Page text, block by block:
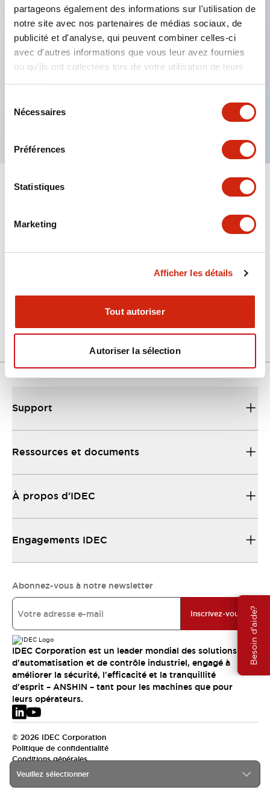
partageons également des informations sur l'utilisation de
notre site avec nos partenaires de médias sociaux, de
publicité et d'analyse, qui peuvent combiner celles-ci
avec d'autres informations que vous leur avez fournies
ou qu'ils ont collectées lors de votre utilisation de leurs
Nécessaires
Préférences
Statistiques
Marketing
Afficher les détails
Tout autoriser
Autoriser la sélection
Besoin d'aide?
Caractéristiques clés
Fixation par regroupement possible
Le commutateur sélecteur avec clé adopte une
structure à goupille à cylindre haute sécurité
La structure de protection est IP65 (IEC60529)
Veuillez sélectionner
Support
Ressources et documents
À propos d’IDEC
Engagements IDEC
Abonnez-vous à notre newsletter
Inscrivez-vous
IDEC Corporation est un leader mondial des solutions
d'automatisation et de contrôle industriel, engagé à
améliorer la sécurité, l'efficacité et la tranquillité
d'esprit – ANSHIN – tant pour les machines que pour
leurs opérateurs.
© 2026 IDEC Corporation
Politique de confidentialité
Conditions générales
EMEA